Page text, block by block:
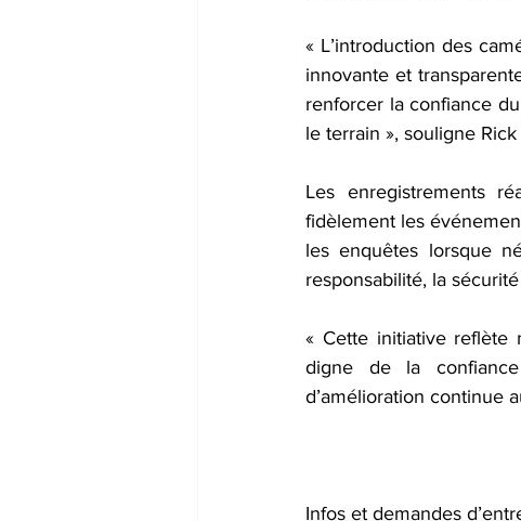
« L’introduction des
innovante et
renforcer la confiance
le terrain », souligne
Les enregistrements
fidèlement les
les enquêtes lorsque
responsabilité, la
« Cette initiative reflète
digne de la
d’amélioration continue
Infos et demandes